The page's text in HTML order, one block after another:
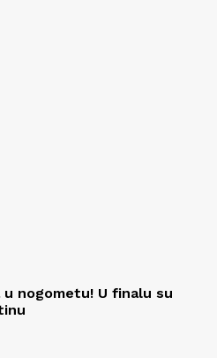
nogometu! U finalu su